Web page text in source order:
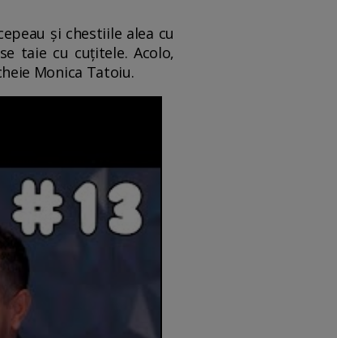
și chestiile alea cu
taie cu cuțitele. Acolo,
Monica Tatoiu.